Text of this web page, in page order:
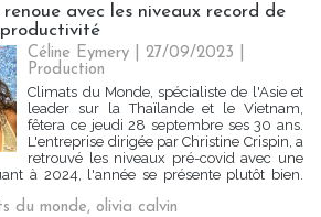
avec les niveaux record de
Céline Eymery | 27/09/2023
Production
Climats du Monde, spécialiste de l'Asie et
leader sur la Thaïlande et le Vietnam,
fêtera ce jeudi 28 septembre ses 30 ans.
L'entreprise dirigée par Christine Crispin, a
retrouvé les niveaux pré-covid avec une
à 2024, l'année se présente plutôt bien.
du monde, olivia calvin